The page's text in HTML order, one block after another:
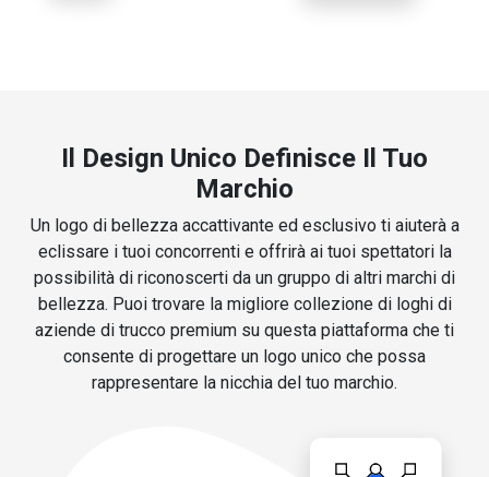
Il Design Unico Definisce Il Tuo
Marchio
Un logo di bellezza accattivante ed esclusivo ti aiuterà a
eclissare i tuoi concorrenti e offrirà ai tuoi spettatori la
possibilità di riconoscerti da un gruppo di altri marchi di
bellezza. Puoi trovare la migliore collezione di loghi di
aziende di trucco premium su questa piattaforma che ti
consente di progettare un logo unico che possa
rappresentare la nicchia del tuo marchio.